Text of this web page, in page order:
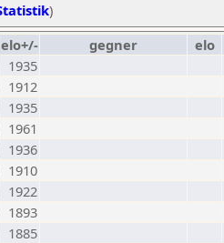
)
elo+/- gegner elo
1935
1912
1935
1961
1936
1910
1922
1893
1885